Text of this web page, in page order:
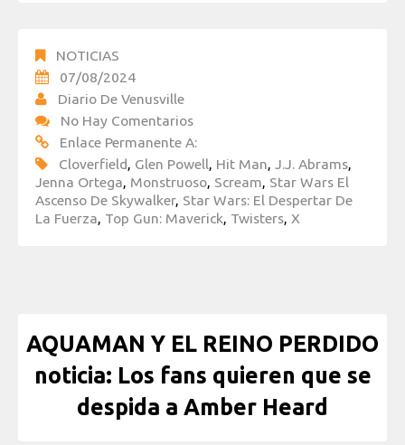
NOTICIAS
07/08/2024
Diario De Venusville
No Hay Comentarios
Enlace Permanente A:
Cloverfield, Glen Powell, Hit Man, J.J. Abrams,
Jenna Ortega, Monstruoso, Scream, Star Wars El
Ascenso De Skywalker, Star Wars: El Despertar De
La Fuerza, Top Gun: Maverick, Twisters, X
AQUAMAN Y EL REINO PERDIDO
noticia: Los fans quieren que se
despida a Amber Heard